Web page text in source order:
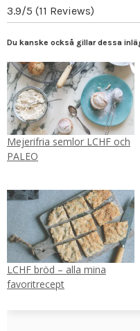
3.9/5 (11 Reviews)
Du kanske också gillar dessa
Mejerifria semlor LCHF och
PALEO
LCHF bröd – alla mina
favoritrecept